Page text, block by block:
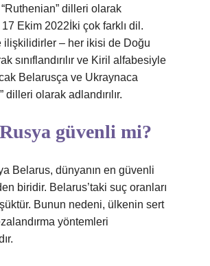
dilleri olarak
17 Ekim 2022İki çok farklı dil.
ilişkilidirler – her ikisi de Doğu
sınıflandırılır ve Kiril alfabesiyle
Belarusça ve Ukraynaca
dilleri olarak adlandırılır.
güvenli mi?
Belarus, dünyanın en güvenli
biridir. Belarus’taki suç oranları
Bunun nedeni, ülkenin sert
yöntemleri